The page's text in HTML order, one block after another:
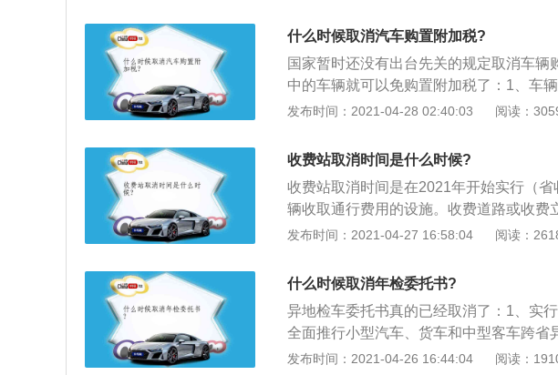
辆，可以在每年的8月、9月、10月去车管
前的4月，网上曾流传过一份将“放开限购
在已限购城市里，2019年车牌指标增加
消对无车家庭的购车限制。而深圳、广州
购，这事儿并不是说说而已；3、更早的
联合发文，提出要“优化机动车限购管理
否定态度的，否则何谈“优化”；4、大家
下滑到至今，国家出面打一针强心剂，刺
汽车下乡政策之后，放开新车限购，就是
什么时候取消汽车购置附加税?
国家暂时还没有出台先关的规定取消车
中的车辆就可以免购置附加税了：1、车
额，计算公式为：应纳税额=计税价格×税
3、由于汽车销售专用发票的购置价格包
时，必须先扣除17%的增值税。
发布时间：2021-04-28 02:40:03 阅读：
收费站取消时间是什么时候?
收费站取消时间是在2021年开始实行（
辆收取通行费用的设施。收费道路或收
的设置位置一般有两种：一种是直接设在
线收费路段之间的工通式立体交叉，以控
费。
发布时间：2021-04-27 16:58:04 阅读：
什么时候取消年检委托书?
异地检车委托书真的已经取消了：1、实
全面推行小型汽车、货车和中型客车跨省
记地以外省份直接检验，申领检验合格标
发布时间：2021-04-26 16:44:04 阅读：